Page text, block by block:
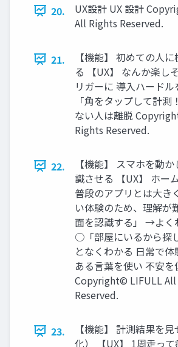
20.
UX設計 UX 設計
All Rights Reserved.
21.
【機能】 初めての人
る 【UX】 なんか楽し
リガーに 導入ハード
「角をタップして計
ない人は離脱
Rights Reserved.
22.
【機能】 スマホを動
識させる 【UX】 ホー
普段のアプリとは大き
い体験のため、理解
面を認識する」 →よく
○「部屋にいるから探
となくわかる 日常で
ある言葉を使い 不安を
Copyright© LIFULL All
Reserved.
23.
【機能】 計測結果を
化） 【UX】 1周走っ